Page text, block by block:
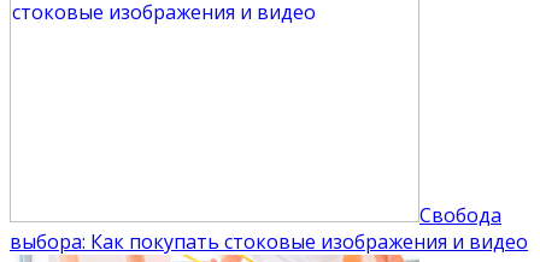
Свобода
выбора: Как покупать стоковые изображения и видео